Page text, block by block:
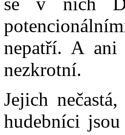
nepatří. A ani
nezkrotní.
Jejich
hudebníci